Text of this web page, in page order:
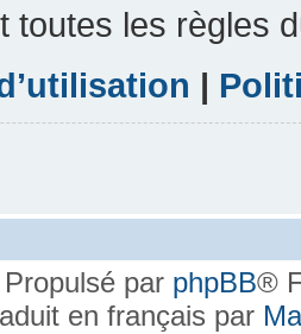
toutes les règles
|
Propulsé par phpBB®
en français par